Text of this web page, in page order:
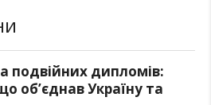
подвійних дипломів:
об’єднав Україну та